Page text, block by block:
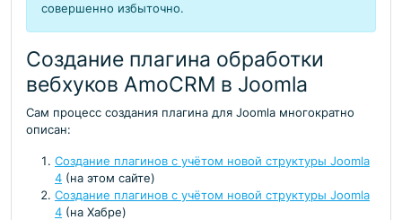
совершенно избыточно.
Создание плагина обработки
вебхуков AmoCRM в Joomla
Сам процесс создания плагина для Joomla многократно
описан:
Создание плагинов с учётом новой структуры Joomla
4 (на этом сайте)
Создание плагинов с учётом новой структуры Joomla
4 (на Хабре)